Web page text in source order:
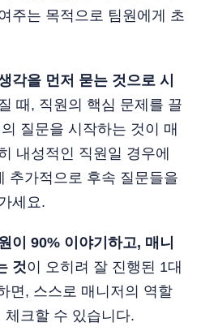
주는 목적으로 팀원에게 초
각을 먼저 묻는 것으로 시
때, 직원의 핵심 문제를 끌
질문을 시작하는 것이 매
내성적인 직원일 경우에
추가적으로 후속 질문들을
세요.
이 90% 이야기하고, 매니
것이 오히려 잘 진행된 1대
면, 스스로 매니저의 역할
크할 수 있습니다.